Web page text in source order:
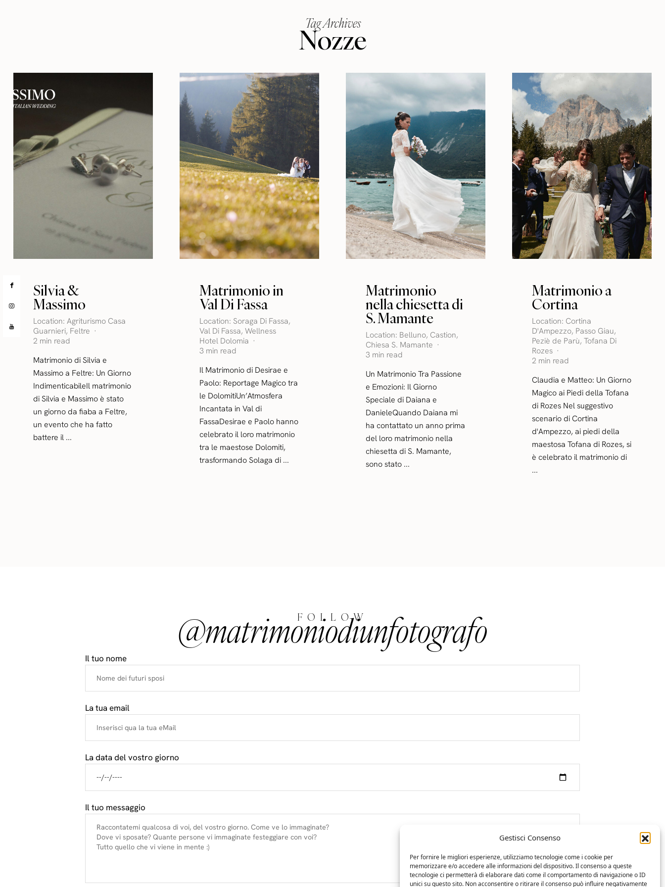
Gestisci Consenso
Per fornire le migliori esperienze, utilizziamo tecnologie come i cookie per
memorizzare e/o accedere alle informazioni del dispositivo. Il consenso a queste
tecnologie ci permetterà di elaborare dati come il comportamento di navigazione o ID
unici su questo sito. Non acconsentire o ritirare il consenso può influire negativamente
Tag Archives
Nozze
Silvia &
Massimo
Location:Agriturismo Casa
Guarnieri, Feltre
2 min read
Matrimonio di Silvia e
Massimo a Feltre: Un Giorno
IndimenticabileIl matrimonio
di Silvia e Massimo è stato
un giorno da fiaba a Feltre,
un evento che ha fatto
battere il ...
Matrimonio in
Val Di Fassa
Location: Soraga Di Fassa,
Val Di Fassa,Wellness
Hotel Dolomia
3 min read
Il Matrimonio di Desirae e
Paolo: Reportage Magico tra
le DolomitiUn’Atmosfera
Incantata in Val di
FassaDesirae e Paolo hanno
celebrato il loro matrimonio
tra le maestose Dolomiti,
trasformando Solaga di ...
Matrimonio
nella chiesetta di
S. Mamante
Location: Belluno, Castion,
Chiesa S. Mamante
3 min read
Un Matrimonio Tra Passione
e Emozioni: Il Giorno
Speciale di Daiana e
DanieleQuando Daiana mi
ha contattato un anno prima
del loro matrimonio nella
chiesetta di S. Mamante,
sono stato ...
Matrimonio a
Cortina
Location: Cortina
D'Ampezzo, Passo Giau,
Peziè de Parù,Tofana Di
Rozes
2 min read
Claudia e Matteo: Un Giorno
Magico ai Piedi della Tofana
di Rozes Nel suggestivo
scenario di Cortina
d'Ampezzo, ai piedi della
maestosa Tofana di Rozes, si
è celebrato il matrimonio di
...
FOLLOW
@matrimoniodiunfotografo
Il tuo nome
La tua email
La data del vostro giorno
Il tuo messaggio